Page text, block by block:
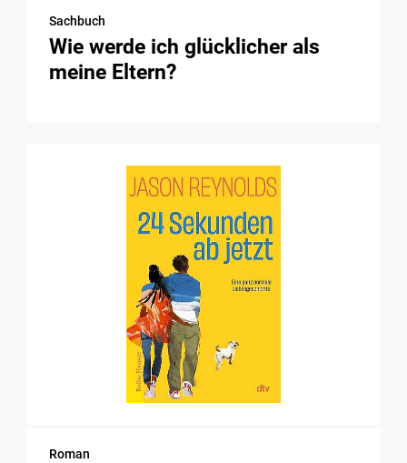
Sachbuch
Wie werde ich glücklicher als
meine Eltern?
Roman